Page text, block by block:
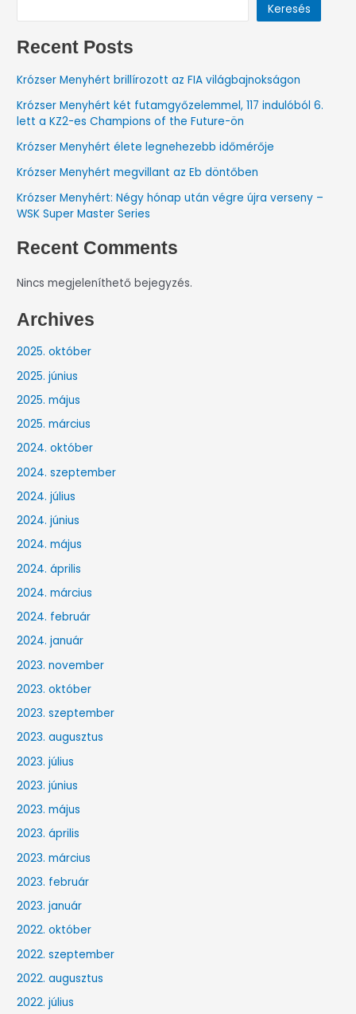
Keresés
Recent Posts
Krózser Menyhért brillírozott az FIA világbajnokságon
Krózser Menyhért két futamgyőzelemmel, 117 indulóból 6.
lett a KZ2-es Champions of the Future-ön
Krózser Menyhért élete legnehezebb időmérője
Krózser Menyhért megvillant az Eb döntőben
Krózser Menyhért: Négy hónap után végre újra verseny –
WSK Super Master Series
Recent Comments
Nincs megjeleníthető bejegyzés.
Archives
2025. október
2025. június
2025. május
2025. március
2024. október
2024. szeptember
2024. július
2024. június
2024. május
2024. április
2024. március
2024. február
2024. január
2023. november
2023. október
2023. szeptember
2023. augusztus
2023. július
2023. június
2023. május
2023. április
2023. március
2023. február
2023. január
2022. október
2022. szeptember
2022. augusztus
2022. július